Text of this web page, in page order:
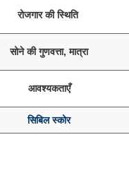
रोजगार की स्थिति
सोने की गुणवत्ता, मात्रा
आवश्यकताएँ
सिबिल स्कोर